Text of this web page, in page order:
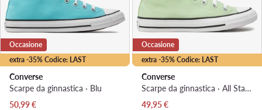
extra -35% Codice: LAST
Occasione
Converse
Scarpe da ginnastica · Blu
Prezzo attuale
50,99€
extra -35% Codice: LAST
Occasione
Converse
Scarpe da ginnastica · All Star · Verde
Prezzo attuale
49,95€